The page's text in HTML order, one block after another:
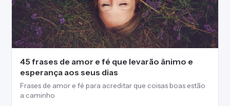
45 frases de amor e fé que levarão ânimo e
esperança aos seus dias
Frases de amor e fé para acreditar que coisas boas estão
a caminho